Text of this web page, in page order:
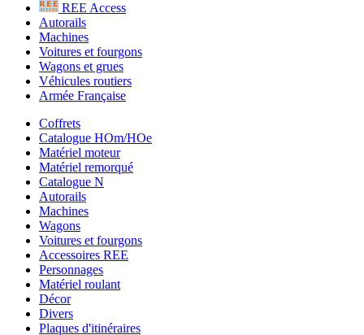
REE Access
Autorails
Machines
Voitures et fourgons
Wagons et grues
Véhicules routiers
Armée Française
Coffrets
Catalogue HOm/HOe
Matériel moteur
Matériel remorqué
Catalogue N
Autorails
Machines
Wagons
Voitures et fourgons
Accessoires REE
Personnages
Matériel roulant
Décor
Divers
Plaques d'itinéraires